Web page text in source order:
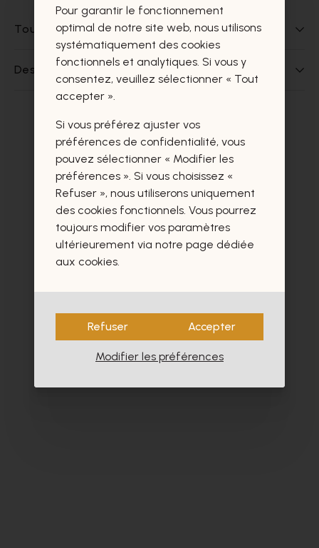
Tout sur ce produit
Des questions sur ce produit?
Ces produits vous intéresseront
certainement aussi.
- 40%
Pour garantir le fonctionnement
optimal de notre site web, nous utilisons
systématiquement des cookies
fonctionnels et analytiques. Si vous y
consentez, veuillez sélectionner « Tout
accepter ».
Si vous préférez ajuster vos
préférences de confidentialité, vous
pouvez sélectionner « Modifier les
préférences ». Si vous choisissez «
Refuser », nous utiliserons uniquement
des cookies fonctionnels. Vous pourrez
toujours modifier vos paramètres
ultérieurement via notre page dédiée
aux cookies.
Refuser Accepter
Modifier les préférences